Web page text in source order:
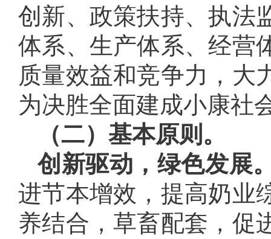
创新、政策扶持、执法
体系、生产体系、经营
质量效益和竞争力，大
为决胜全面建成小康社
（二）基本原则。
创新驱动，绿色发展
进节本增效，提高奶业
养结合，草畜配套，促